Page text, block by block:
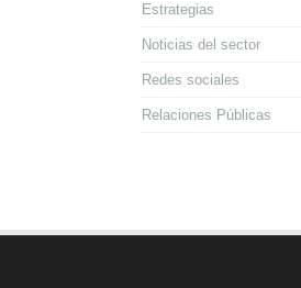
Estrategias
Noticias del sector
Redes sociales
Relaciones Públicas